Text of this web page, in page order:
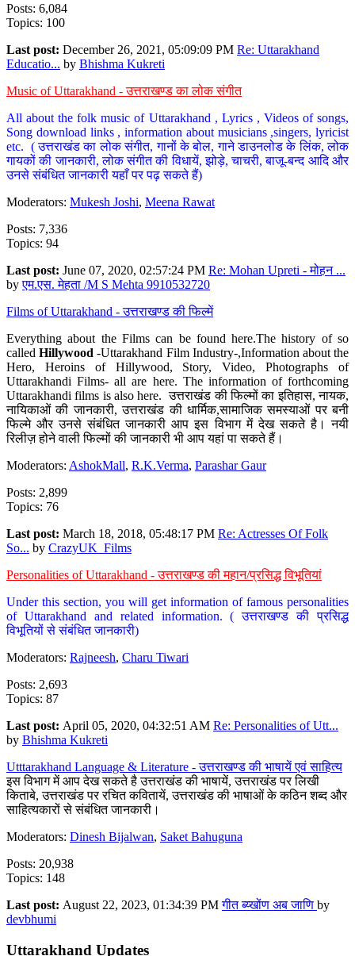
Posts: 6,084
Topics: 100
Last post: December 26, 2021, 05:09:09 PM Re: Uttarakhand
Educatio... by Bhishma Kukreti
Music of Uttarakhand - उत्तराखण्ड का लोक संगीत
All about the folk music of Uttarakhand , Lyrics , Videos of songs,
Song download links , information about musicians ,singers, lyricist
etc. ( उत्तराखंड का लोक संगीत, गानों के बोल, गाने डाउनलोड के लिंक, लोक
गायकों की जानकारी, लोक संगीत की विधायें, झोड़े, चाचरी, बाजू-बन्द आदि और
उनसे संबंधित जानकारी यहाँ पर पढ़ सकते हैं)
Moderators: Mukesh Joshi, Meena Rawat
Posts: 7,336
Topics: 94
Last post: June 07, 2020, 02:57:24 PM Re: Mohan Upreti - मोहन ...
byएम.एस. मेहता /M S Mehta 9910532720
Films of Uttarakhand - उत्तराखण्ड की फिल्में
Everything about the Films can be found here.The history of so
calledHillywood-Uttarakhand Film Industry-,Information about the
Hero, Heroins of Hillywood, Story, Video, Photographs of
Uttarakhandi Films- all are here. The information of forthcoming
Uttarakhandi films is also here. उत्तराखंड की फिल्मों का इतिहास, नायक,
नायिकाओं की जानकारी, उत्तराखंड की धार्मिक,सामाजिक समस्याओं पर बनी
फिल्मे और उनसे संबंधित जानकारी आप इस विभाग में देख सकते है। नयी
रिलीज़ होने वाली फिल्मों की जानकारी भी आप यहां पा सकते हैं।
Moderators: AshokMall, R.K.Verma, Parashar Gaur
Posts: 2,899
Topics: 76
Last post: March 18, 2018, 05:48:17 PM Re: Actresses Of Folk
So... by CrazyUK_Films
Personalities of Uttarakhand - उत्तराखण्ड की महान/प्रसिद्ध विभूतियां
Under this section, you will get information of famous personalities
of Uttarakhand and related information. ( उत्तराखण्ड की प्रसिद्ध
विभूतियों से संबंधित जानकारी)
Moderators: Rajneesh, Charu Tiwari
Posts: 2,693
Topics: 87
Last post: April 05, 2020, 04:32:51 AM Re: Personalities of Utt...
by Bhishma Kukreti
Utttarakhand Language & Literature - उत्तराखण्ड की भाषायें एवं साहित्य
इस विभाग में आप देख सकते है उत्तराखंड की भाषायें, उत्तराखंड पर लिखी
किताबे, उत्तराखंड पर रचित कवितायें, उत्तराखंड की भाषाओं के कठिन शब्द और
साहित्यकारों से संबंधित जानकारी।
Moderators: Dinesh Bijalwan, Saket Bahuguna
Posts: 20,938
Topics: 148
Last post: August 22, 2023, 01:34:39 PMगीत ब्य्खोंण अब जाणि by
devbhumi
Uttarakhand Updates